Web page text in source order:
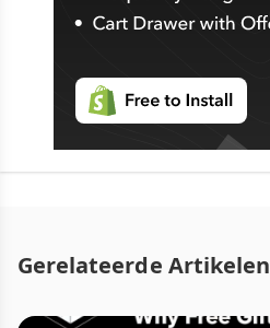
Gerelateerde Artikelen